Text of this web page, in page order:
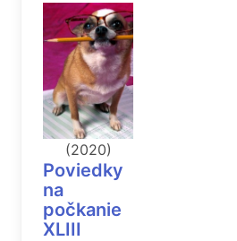
(2020)
Poviedky
na
počkanie
XLIII